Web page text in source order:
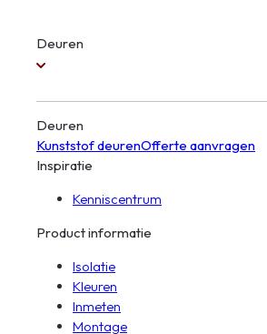
Deuren
Deuren
Kunststof deurenOfferte aanvragen
Inspiratie
Kenniscentrum
Product informatie
Isolatie
Kleuren
Inmeten
Montage